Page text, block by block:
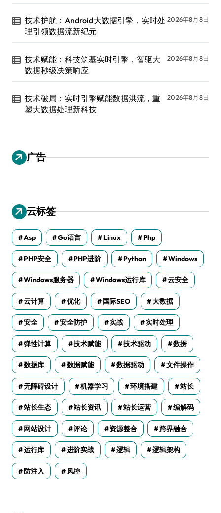
技术护航：Android大数据引擎，实时处
理引领数据流新纪元
2026年8月8日
技术赋能：科技筑基实时引擎，智驱大
数据秒级决策响应
2026年8月8日
技术破局：实时引擎赋能数据洪流，重
塑大数据处理新科技
2026年8月8日
广告
云标签
Asp Go语言 Linux Php
PHP安全 PHP进阶 Python Windows
Windows服务器 Windows运行库 云安全
云计算 优化 国际SEO 大数据
安全 安全防护 实战 实时处理
弹性计算 技术赋能 技术驱动 数据
数据库 数据赋能 数据驱动 文件操作
无障碍设计 机器学习 环境搭建 站长
站长生态 站长资讯 站长运营 编解码
网站设计 评论 资源整合 跨界融合
运行库 进阶实战 逻辑 逻辑架构
防注入 风控